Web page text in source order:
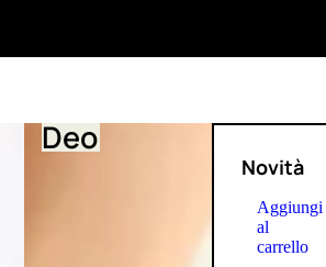
Deo
Novità
Aggiungi
al
carrello